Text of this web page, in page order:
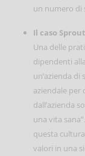
un numero di
Il caso
Una delle
dipendenti alla
un’azienda
aziendale per
dall’azienda
una vita
questa
valori in una